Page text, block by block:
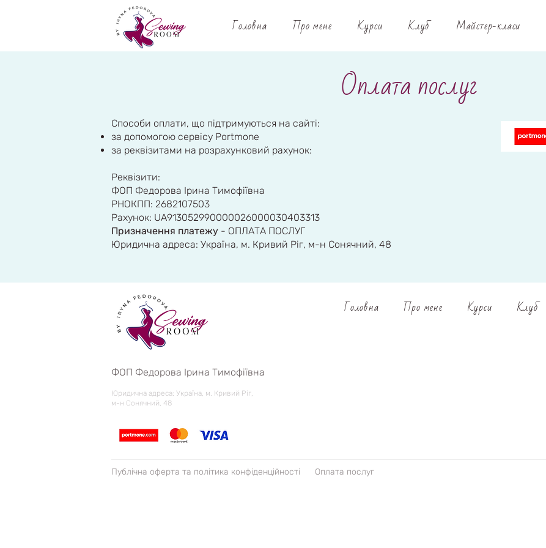
Головна Про мене Курси Клуб Майстер-класи
Оплата послуг
Способи оплати, що підтримуються на сайті:
за допомогою сервісу Portmone
за реквізитами на розрахунковий рахунок:
Реквізити:
ФОП Федорова Ірина Тимофіївна
РНОКПП: 2682107503
Рахунок: UA913052990000026000030403313
Призначення платежу - ОПЛАТА ПОСЛУГ
Юридична адреса: Україна, м. Кривий Ріг, м-н Сонячний, 48
ФОП Федорова Ірина Тимофіївна
Юридична адреса: Україна, м. Кривий Ріг,
м-н Сонячний, 48
Головна Про мене Курси Клуб
Публічна оферта та політика конфіденційності Оплата послуг